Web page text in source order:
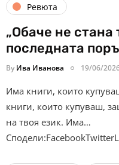
Ревюта
„Обаче не стана
последната
By Ива Иванова 19/06/
Има книги, които
книги, които купуваш,
на твоя език. Има…